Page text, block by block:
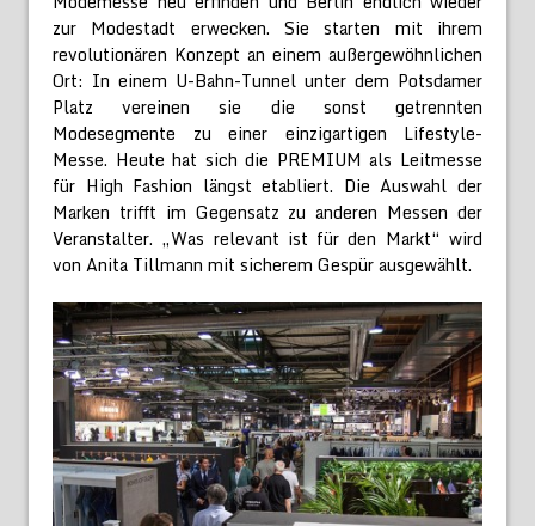
zur Modestadt erwecken. Sie starten mit ihrem
revolutionären Konzept an einem außergewöhnlichen
Ort: In einem U-Bahn-Tunnel unter dem Potsdamer
Platz vereinen sie die sonst getrennten
Modesegmente zu einer einzigartigen Lifestyle-
Messe. Heute hat sich die PREMIUM als Leitmesse
für High Fashion längst etabliert. Die Auswahl der
Marken trifft im Gegensatz zu anderen Messen der
Veranstalter. „Was relevant ist für den Markt“ wird
von Anita Tillmann mit sicherem Gespür ausgewählt.